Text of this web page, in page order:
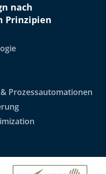
nach
Prinzipien
Prozessautomationen